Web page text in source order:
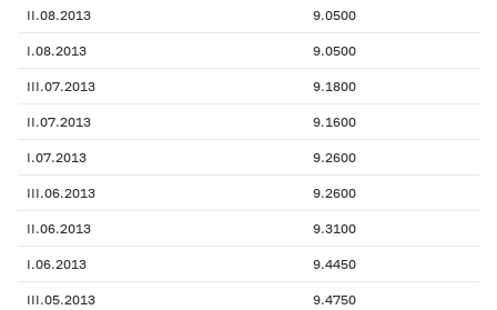
II.08.2013 9.0500
I.08.2013 9.0500
III.07.2013 9.1800
II.07.2013 9.1600
I.07.2013 9.2600
III.06.2013 9.2600
II.06.2013 9.3100
I.06.2013 9.4450
III.05.2013 9.4750